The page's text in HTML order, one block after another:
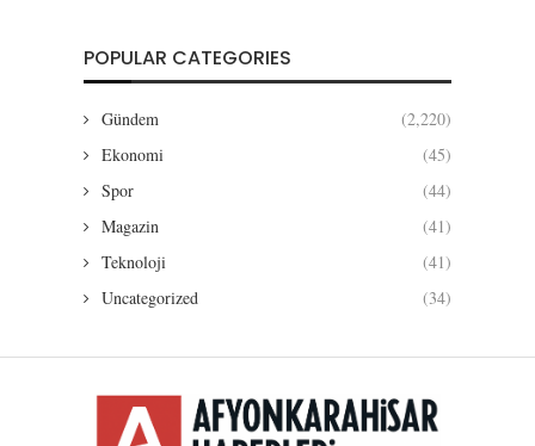
POPULAR CATEGORIES
Gündem
(2,220)
Ekonomi
(45)
Spor
(44)
Magazin
(41)
Teknoloji
(41)
Uncategorized
(34)